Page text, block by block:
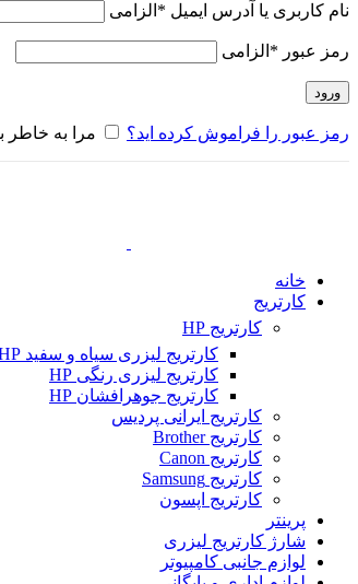
نام کاربری یا آدرس ایمیل * الزامی
رمز عبور * الزامی
ورود
رمز عبور را فراموش کرده اید؟ مرا به خاطر
خانه
کارتریج
کارتریج HP
کارتریج لیزری سیاه و سفید HP
کارتریج لیزری رنگی HP
کارتریج جوهرافشان HP
کارتریج ایرانی پردیس
کارتریج Brother
کارتریج Canon
کارتریج Samsung
کارتریج اپسون
پرینتر
شارژ کارتریج لیزری
لوازم جانبی کامپیوتر